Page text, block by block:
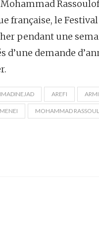
française, le
pendant une
d’une demande
AREFI
MOHAMMAD